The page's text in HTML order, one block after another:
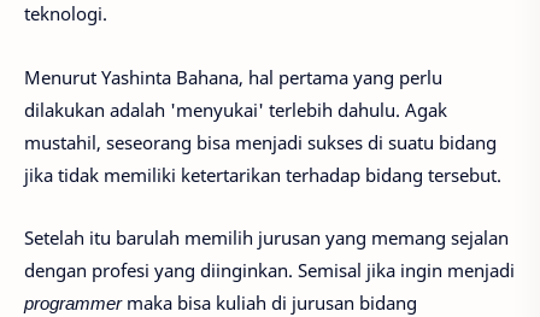
teknologi.
Menurut Yashinta Bahana, hal pertama yang perlu
dilakukan adalah 'menyukai' terlebih dahulu. Agak
mustahil, seseorang bisa menjadi sukses di suatu bidang
jika tidak memiliki ketertarikan terhadap bidang tersebut.
Setelah itu barulah memilih jurusan yang memang sejalan
dengan profesi yang diinginkan. Semisal jika ingin menjadi
programmermaka bisa kuliah di jurusan bidang